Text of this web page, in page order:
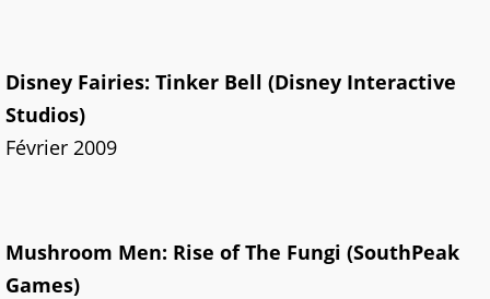
Disney Fairies: Tinker Bell (Disney Interactive
Studios)
Février 2009
Mushroom Men: Rise of The Fungi (SouthPeak
Games)